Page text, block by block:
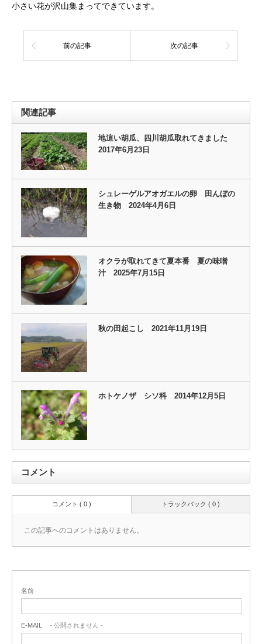
小さい花が沢山集まってできています。
前の記事 次の記事
関連記事
地這い胡瓜、四川胡瓜取れてきました
2017年6月23日
シュレーゲルアオガエルの卵 田んぼの
生き物 2024年4月6日
オクラが取れてきて夏本番 夏の味噌
汁 2025年7月15日
秋の田起こし 2021年11月19日
ホトケノザ シソ科 2014年12月5日
コメント
トラックバック ( 0 )
コメント ( 0 )
この記事へのコメントはありません。
名前
E-MAIL - 公開されません -